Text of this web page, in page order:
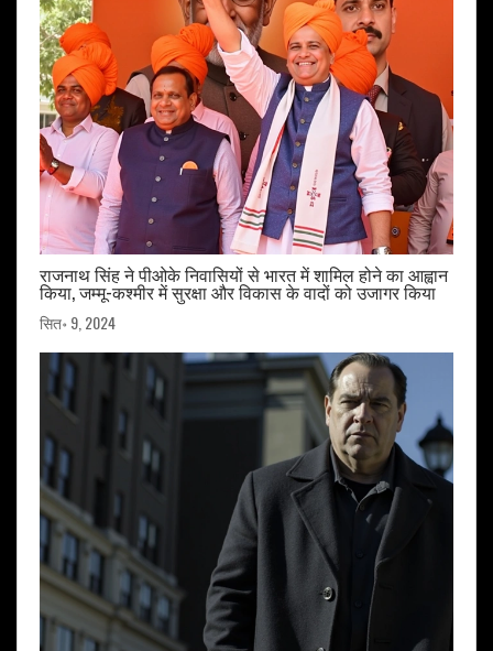
राजनाथ सिंह ने पीओके निवासियों से भारत में शामिल होने का आह्वान
किया, जम्मू-कश्मीर में सुरक्षा और विकास के वादों को उजागर किया
सित॰ 9, 2024